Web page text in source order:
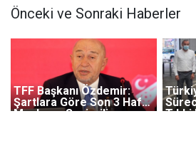
Önceki ve Sonraki Haberler
TFF Başkanı Özdemir:
Şartlara Göre Son 3 Hafta
Maçlarını Seyircili
Tıbbi